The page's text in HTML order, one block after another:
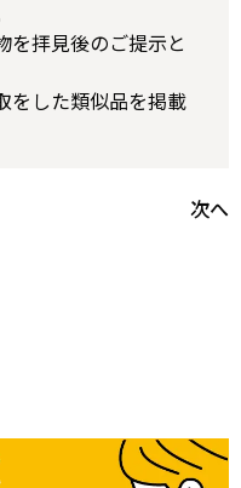
を拝見後のご提示と
をした類似品を掲載
次へ